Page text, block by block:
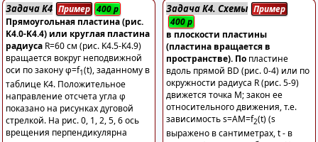
Задача К4 Пример 400р
Прямоугольная пластина (рис.
K4.0-K4.4) или круглая пластина
радиуса R=60 см (рис. K4.5-K4.9)
вращается вокруг неподвижной
оси по закону φ=f1(t), заданному в
таблице К4. Положительное
направление отсчета угла φ
показано на рисунках дуговой
стрелкой. На рис. 0, 1, 2, 5, 6 ось
врещения перпендикулярна
Задача К4. Схемы Пример
400р
в плоскости пластины
(пластина вращается в
пространстве). По пластине
вдоль прямой BD (рис. 0-4) или по
окружности радиуса R (рис. 5-9)
движется точка М; закон ее
относительного движения, т.е.
зависимость s=AM=f2(t) (s
выражено в сантиметрах, t - в